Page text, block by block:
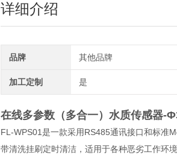
详细介绍
品牌 其他品牌
加工定制 是
在线多参数（多合一）水质传感器-
FL-WPS01是一款采用RS485通讯接口和标准
带清洗挂刷定时清洁，适用于各种恶劣工作环